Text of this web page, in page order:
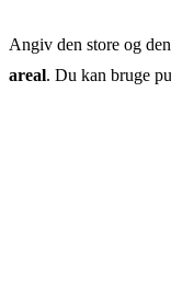
Angiv den store og
areal. Du kan bruge